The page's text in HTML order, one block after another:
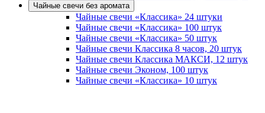
Чайные свечи без аромата
Чайные свечи «Классика» 24 штуки
Чайные свечи «Классика» 100 штук
Чайные свечи «Классика» 50 штук
Чайные свечи Классика 8 часов, 20 штук
Чайные свечи Классика МАКСИ, 12 штук
Чайные свечи Эконом, 100 штук
Чайные свечи «Классика» 10 штук